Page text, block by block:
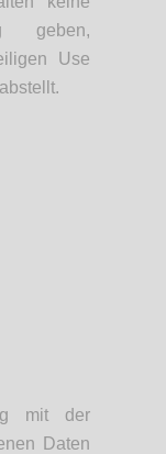
geben,
Use
mit der
Daten